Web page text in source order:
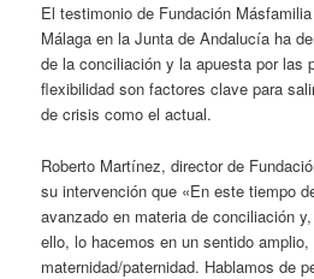
El testimonio de Fundación
Málaga en la Junta de Andalucía ha
de la conciliación y la apuesta por las
flexibilidad son factores clave para
de crisis como el actual.
Roberto Martínez, director de
su intervención que «En este tiempo
avanzado en materia de conciliación
ello, lo hacemos en un sentido
maternidad/paternidad. Hablamos de